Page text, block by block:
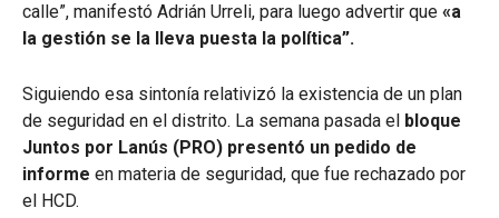
calle”, manifestó Adrián Urreli, para luego advertir que «a
la gestión se la lleva puesta la política”.
Siguiendo esa sintonía relativizó la existencia de un plan
de seguridad en el distrito. La semana pasada el bloque
Juntos por Lanús (PRO) presentó un pedido de
informe en materia de seguridad, que fue rechazado por
el HCD.